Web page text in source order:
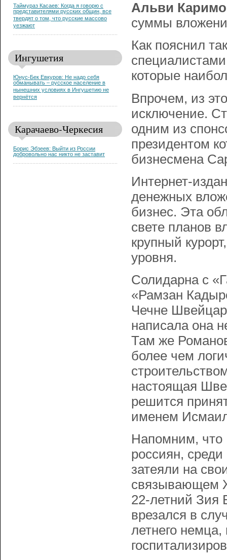
Таймураз Касаев: Когда я говорю с
представителями русских общин, все
твердят о том, что русские массово
уезжают
Ингушетия
Юнус-Бек Евкуров: Не надо себя
обманывать – русское население в
нынешних условиях в Ингушетию не
вернётся
Карачаево-Черкесия
Борис Эбзеев: Выйти из России
добровольно нас никто не заставит
Альви
суммы
Как пояснил
которые
Впрочем, из
исключение.
одним из
президентом
бизнесмена
Интернет-
денежных
бизнес. Эта
свете планов
крупный
уровня.
Солидарна с
«Рамзан
Чечне
написала она
Там же
более чем
настоящая
решится
именем
Напомним, что
россиян,
затеяли на
связывающем
22-летний Зия
врезался в
летнего